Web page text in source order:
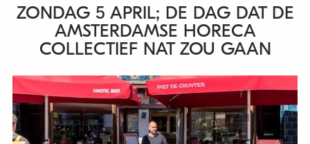
ZONDAG 5 APRIL; DE DAG DAT DE
AMSTERDAMSE HORECA
COLLECTIEF NAT ZOU GAAN